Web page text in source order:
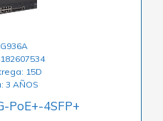
15D
3 AÑOS
PoE+-4SFP+